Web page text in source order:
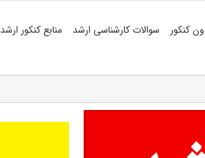
کنکور سوالات کارشناسی ارشد منابع کنکور ارشد